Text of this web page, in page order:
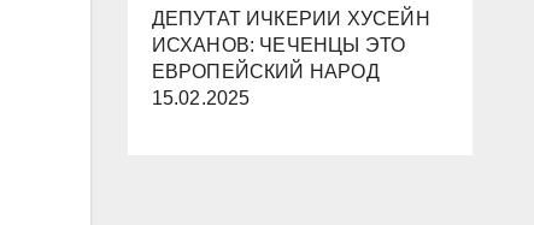
ДЕПУТАТ ИЧКЕРИИ ХУСЕЙН
ИСХАНОВ: ЧЕЧЕНЦЫ ЭТО
ЕВРОПЕЙСКИЙ НАРОД
15.02.2025